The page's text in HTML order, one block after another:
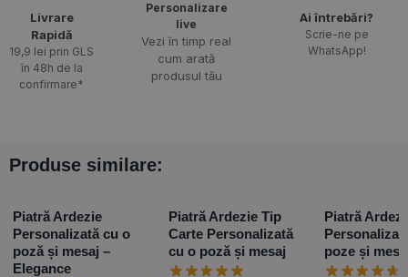
Livrare
Rapidă​
19,9 lei prin GLS
în 48h de la
confirmare*
Personalizare
live
Vezi în timp real
cum arată
produsul tău
Ai întrebări?
Scrie-ne pe
WhatsApp!
Produse similare:
Piatră Ardezie
Personalizată cu o
poză și mesaj –
Elegance
Piatră Ardezie Tip
Carte Personalizată
cu o poză și mesaj
Piatră
poze și